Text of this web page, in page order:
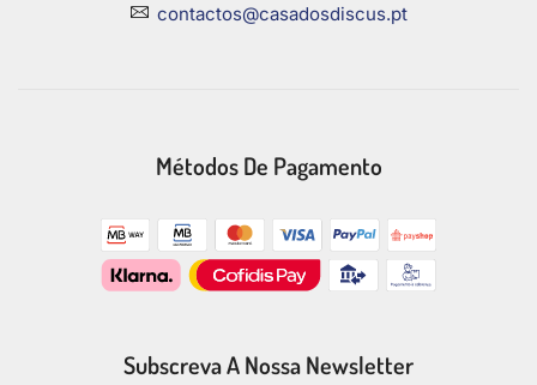
contactos@casadosdiscus.pt
Métodos De Pagamento
Subscreva A Nossa Newsletter